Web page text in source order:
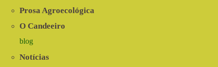
Prosa Agroecológica
O Candeeiro
blog
Notícias